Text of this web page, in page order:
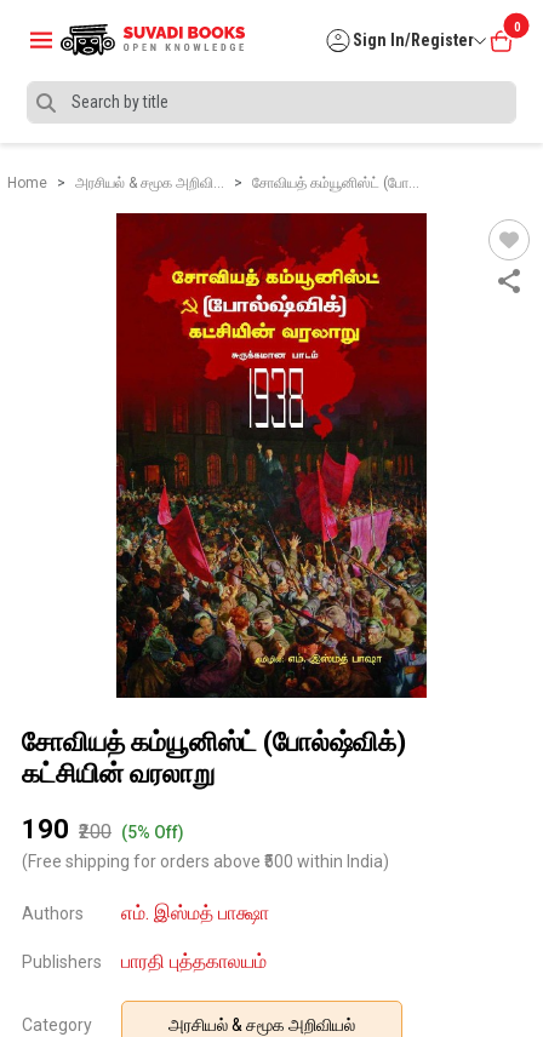
Sign In/Register
0
Home அரசியல் & சமூக அறிவி… சோவியத் கம்யூனிஸ்ட் (போ…
சோவியத் கம்யூனிஸ்ட் (போல்ஷ்விக்)
கட்சியின் வரலாறு
₹190 ₹200 (5% Off)
(Free shipping for orders above ₹500 within India)
Authors எம். இஸ்மத் பாக்ஷா
Publishers பாரதி புத்தகாலயம்
Category அரசியல் & சமூக அறிவியல்